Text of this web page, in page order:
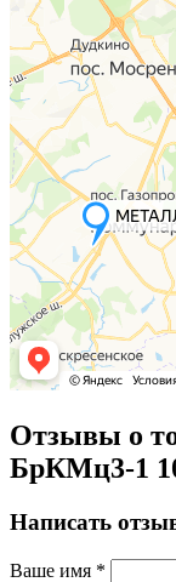
Отзывы о
БрКМц3-1
Написать
Ваше имя *